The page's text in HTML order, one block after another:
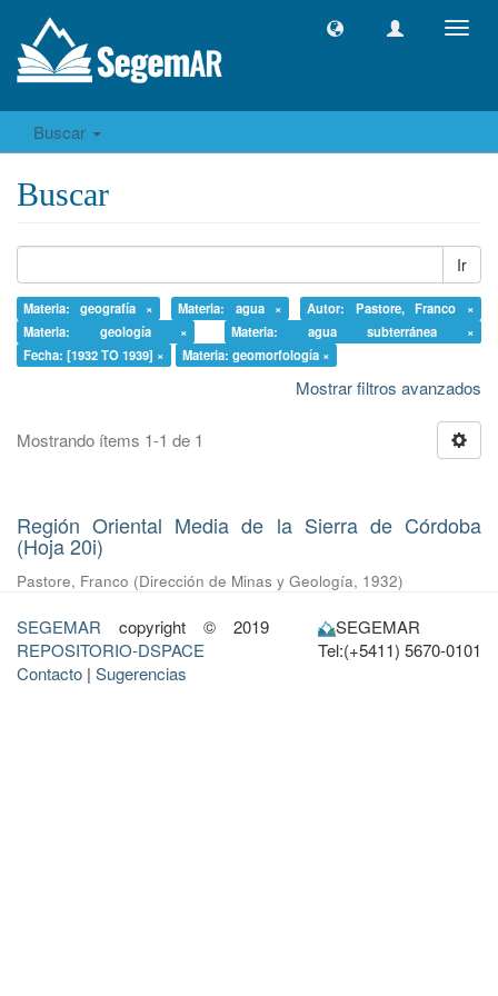
Buscar
Buscar
Ir
Materia: geografía × Materia: agua ×
Autor: Pastore, Franco ×
Materia: geología ×
Materia: agua subterránea ×
Fecha: [1932 TO 1939] ×
Materia: geomorfología ×
Mostrar filtros avanzados
Mostrando ítems 1-1 de 1
Región Oriental Media de la Sierra de Córdoba
(Hoja 20i)
Pastore, Franco (Dirección de Minas y Geología, 1932)
SEGEMAR copyright © 2019
REPOSITORIO-DSPACE
Contacto | Sugerencias
SEGEMAR
Tel:(+5411) 5670-0101